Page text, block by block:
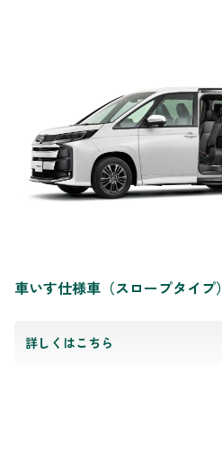
車いす仕様車（スロープタイプ）
詳しくはこちら